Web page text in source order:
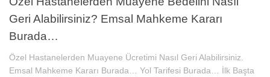
Geri Alabilirsiniz? Emsal Mahkeme Kararı
Burada…
Özel Hastanelerden Muayene Ücretimi Nasıl Geri Alabilirsiniz.
Emsal Mahkeme Kararı Burada… Yol Tarifesi Burada… İlk Başta